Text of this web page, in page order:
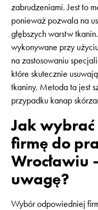
zabrudzeniami. Jest to
ponieważ pozwala na
głębszych warstw
wykonywane przy
na zastosowaniu
które skutecznie
tkaniny. Metoda ta jest
przypadku kanap
Jak
firmę do
Wrocławiu
uwagę?
Wybór odpowiedniej